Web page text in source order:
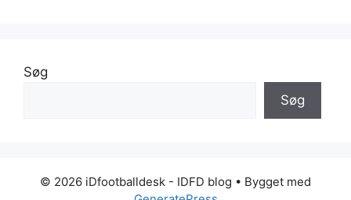
Søg
Søg
© 2026 iDfootballdesk - IDFD blog • Bygget med